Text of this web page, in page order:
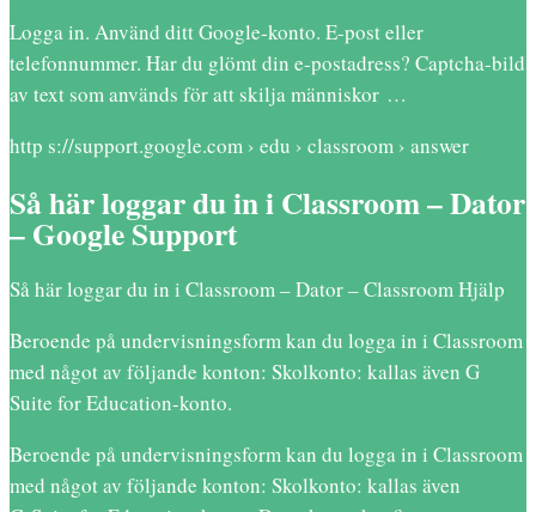
Logga in. Använd ditt Google-konto. E-post eller
telefonnummer. Har du glömt din e-postadress? Captcha-bild
av text som används för att skilja människor …
http s://support.google.com › edu › classroom › answer
Så här loggar du in i Classroom – Dator
– Google Support
Så här loggar du in i Classroom – Dator – Classroom Hjälp
Beroende på undervisningsform kan du logga in i Classroom
med något av följande konton: Skolkonto: kallas även G
Suite for Education-konto.
Beroende på undervisningsform kan du logga in i Classroom
med något av följande konton: Skolkonto: kallas även